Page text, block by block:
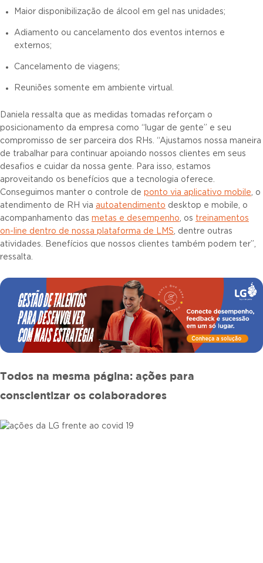
Maior disponibilização de álcool em gel nas unidades;
Adiamento ou cancelamento dos eventos internos e
externos;
Cancelamento de viagens;
Reuniões somente em ambiente virtual.
Daniela ressalta que as medidas tomadas reforçam o
posicionamento da empresa como “lugar de gente” e seu
compromisso de ser parceira dos RHs. “Ajustamos nossa maneira
de trabalhar para continuar apoiando nossos clientes em seus
desafios e cuidar da nossa gente. Para isso, estamos
aproveitando os benefícios que a tecnologia oferece.
Conseguimos manter o controle de ponto via aplicativo mobile, o
atendimento de RH via autoatendimento desktop e mobile, o
acompanhamento das metas e desempenho, os treinamentos
on-line dentro de nossa plataforma de LMS, dentre outras
atividades. Benefícios que nossos clientes também podem ter”,
ressalta.
Todos na mesma página: ações para
conscientizar os colaboradores